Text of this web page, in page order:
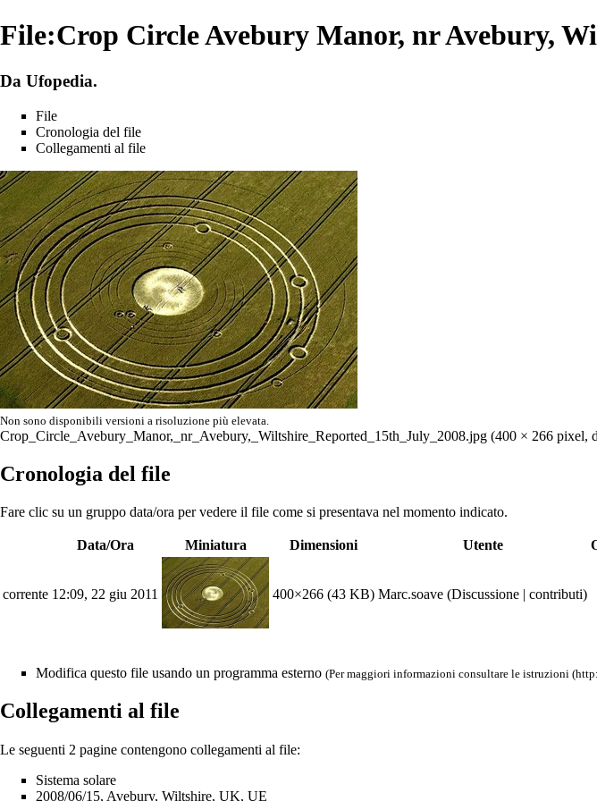
File:Crop Circle Avebury Manor, nr Avebury,
Da Ufopedia.
File
Cronologia del file
Collegamenti al file
Non sono disponibili versioni a risoluzione più elevata.
Crop_Circle_Avebury_Manor,_nr_Avebury,_Wiltshire_Reported_15th_July_2008.jpg (400 × 266 pixel,
Cronologia del file
Fare clic su un gruppo data/ora per vedere il file come si presentava nel momento indicato.
Data/Ora Miniatura Dimensioni Utente
corrente 12:09, 22 giu 2011 400×266 (43 KB) Marc.soave (Discussione | contributi)
Modifica questo file usando un programma esterno (Per maggiori informazioni consultare le istruzioni
Collegamenti al file
Le seguenti 2 pagine contengono collegamenti al file:
Sistema solare
2008/06/15, Avebury, Wiltshire, UK, UE